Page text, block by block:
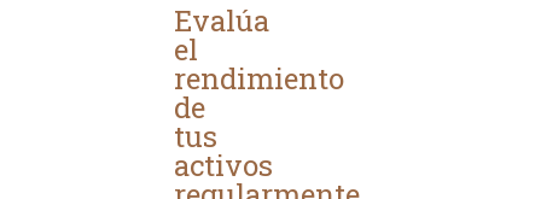
Evalúa
el
rendimiento
de
tus
activos